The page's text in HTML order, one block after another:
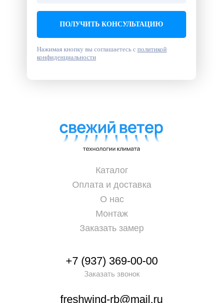
ПОЛУЧИТЬ КОНСУЛЬТАЦИЮ
Нажимая кнопку вы соглашаетесь с политикой
конфиденциальности
+7 (937) 369-00-00
Заказать звонок
freshwind-rb@mail.ru
Каталог
Оплата и доставка
О нас
Монтаж
Заказать замер